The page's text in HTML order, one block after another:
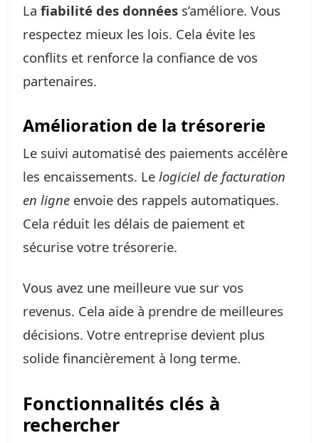
La fiabilité des données s’améliore. Vous
respectez mieux les lois. Cela évite les
conflits et renforce la confiance de vos
partenaires.
Amélioration de la trésorerie
Le suivi automatisé des paiements accélère
les encaissements. Le logiciel de facturation
en ligne envoie des rappels automatiques.
Cela réduit les délais de paiement et
sécurise votre trésorerie.
Vous avez une meilleure vue sur vos
revenus. Cela aide à prendre de meilleures
décisions. Votre entreprise devient plus
solide financièrement à long terme.
Fonctionnalités clés à
rechercher